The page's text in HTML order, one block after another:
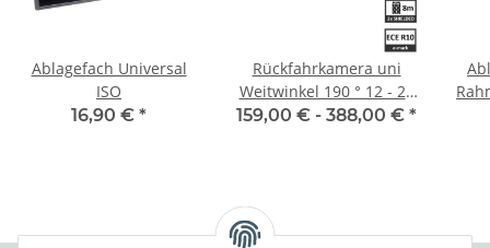
Ablagefach Universal
ISO
16,90 € *
Rückfahrkamera uni
Weitwinkel 190 ° 12 - 24
V Mini- Kamera
159,00 € - 388,00 € *